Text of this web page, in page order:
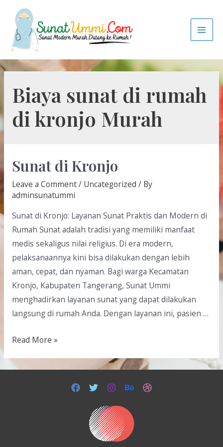
Biaya sunat di rumah
di kronjo Murah
Sunat di Kronjo
Leave a Comment/ Uncategorized / By
adminsunatummi
Sunat di Kronjo: Layanan Sunat Praktis dan Modern di
Rumah Sunat adalah tradisi yang memiliki manfaat
medis sekaligus nilai religius. Di era modern,
pelaksanaannya kini bisa dilakukan dengan lebih
aman, cepat, dan nyaman. Bagi warga Kecamatan
Kronjo, Kabupaten Tangerang, Sunat Ummi
menghadirkan layanan sunat yang dapat dilakukan
langsung di rumah Anda. Dengan layanan ini, pasien …
Read More »